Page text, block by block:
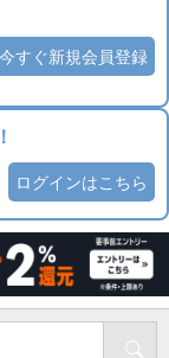
今すぐ新規会員登録
ログインはこちら